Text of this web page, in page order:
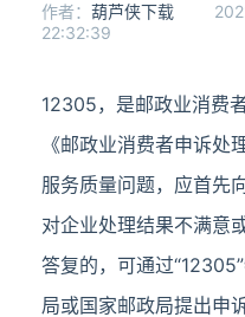
作者： 葫芦侠下载
22:32:39
12305，是邮政业消费
《邮政业消费者申诉处
服务质量问题，应首先
对企业处理结果不满意
答复的，可通过
局或国家邮政局提出申